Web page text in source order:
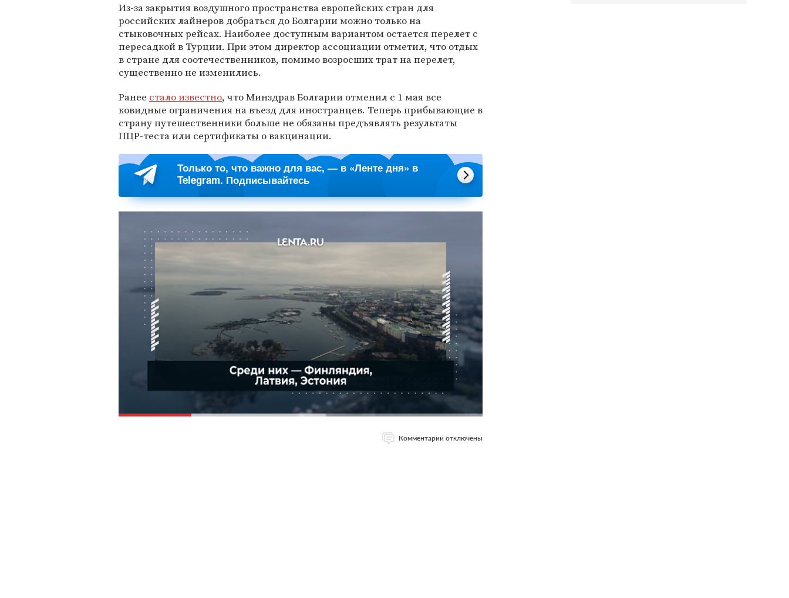
Из-за закрытия воздушного пространства европейских стран для
российских лайнеров добраться до Болгарии можно только на
стыковочных рейсах. Наиболее доступным вариантом остается перелет с
пересадкой в Турции. При этом директор ассоциации отметил, что отдых
в стране для соотечественников, помимо возросших трат на перелет,
существенно не изменились.
Ранее стало известно, что Минздрав Болгарии отменил с 1 мая все
ковидные ограничения на въезд для иностранцев. Теперь прибывающие в
страну путешественники больше не обязаны предъявлять результаты
ПЦР-теста или сертификаты о вакцинации.
Только то, что важно для вас, — в «Ленте дня» в
Telegram. Подписывайтесь
Комментарии отключены